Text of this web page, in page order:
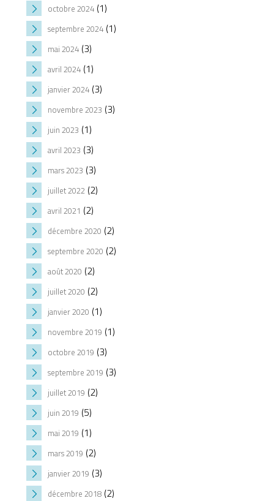
octobre 2024(1)
septembre 2024(1)
mai 2024(3)
avril 2024(1)
janvier 2024(3)
novembre 2023 (3)
juin 2023 (1)
avril 2023 (3)
mars 2023 (3)
juillet 2022 (2)
avril 2021 (2)
décembre 2020 (2)
septembre 2020 (2)
août 2020 (2)
juillet 2020 (2)
janvier 2020 (1)
novembre 2019 (1)
octobre 2019 (3)
septembre 2019 (3)
juillet 2019 (2)
juin 2019 (5)
mai 2019 (1)
mars 2019 (2)
janvier 2019 (3)
décembre 2018(2)